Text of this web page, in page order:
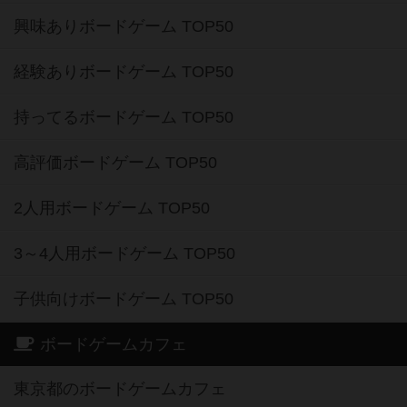
興味ありボードゲーム TOP50
経験ありボードゲーム TOP50
持ってるボードゲーム TOP50
高評価ボードゲーム TOP50
2人用ボードゲーム TOP50
3～4人用ボードゲーム TOP50
子供向けボードゲーム TOP50
ボードゲームカフェ
東京都のボードゲームカフェ